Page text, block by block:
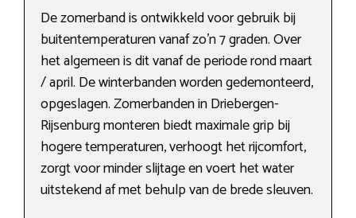
De zomerband is ontwikkeld voor gebruik bij
buitentemperaturen vanaf zo’n 7 graden. Over
het algemeen is dit vanaf de periode rond maart
/ april. De winterbanden worden gedemonteerd,
opgeslagen. Zomerbanden in Driebergen-
Rijsenburg monteren biedt maximale grip bij
hogere temperaturen, verhoogt het rijcomfort,
zorgt voor minder slijtage en voert het water
uitstekend af met behulp van de brede sleuven.